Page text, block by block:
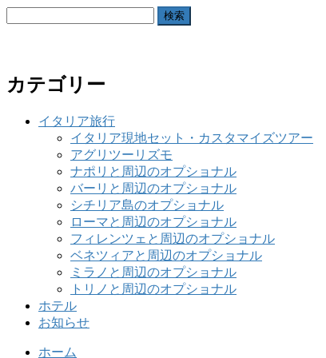
カテゴリー
イタリア旅行
イタリア現地セット・カスタマイズツアー
アグリツーリズモ
ナポリと周辺のオプショナル
バーリと周辺のオプショナル
シチリア島のオプショナル
ローマと周辺のオプショナル
フィレンツェと周辺のオプショナル
ベネツィアと周辺のオプショナル
ミラノと周辺のオプショナル
トリノと周辺のオプショナル
ホテル
お知らせ
ホーム